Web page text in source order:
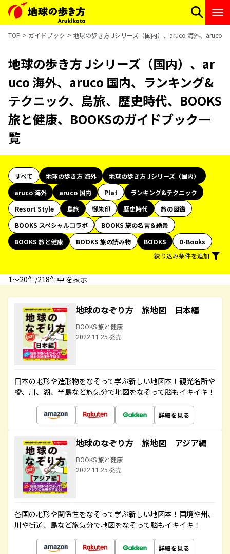
TOP ガイドブック 地球の歩き方 Jシリーズ（国内）、aruco 海外、aruco
地球の歩き方 Jシリーズ（国内）、ar
uco 海外、aruco 国内、ランキング&
テクニック、島旅、歴史時代、BOOKS
旅と健康、BOOKSのガイドブック一
覧
すべて 地球の歩き方 海外
地球の歩き方 Jシリーズ（国内）
aruco 海外
aruco 国内 Plat
ランキング&テクニック
Resort Style
島旅 御朱印 歴史時代
旅の図鑑
BOOKS スペシャルコラボ
BOOKS 旅の名言＆絶景
BOOKS 旅と健康
BOOKS 旅の読み物 BOOKS
D-Books
絞り込み条件を追加
1〜20件/218件中 を表示
地球のなぞり方 旅地図 日本編
BOOKS 旅と健康
2022.11.25 発売
日本の地形や造形物をなぞって学ぶ新しい地図本！観光名所や
橋、川、湖、半島など旅気分で地図をなぞって脳もイキイキ！
詳細を見る
地球のなぞり方 旅地図 アジア編
BOOKS 旅と健康
2022.11.25 発売
各国の地形や関係性をなぞって学ぶ新しい地図本！国境や州、
川や街道、島など旅気分で地図をなぞって脳もイキイキ！
詳細を見る